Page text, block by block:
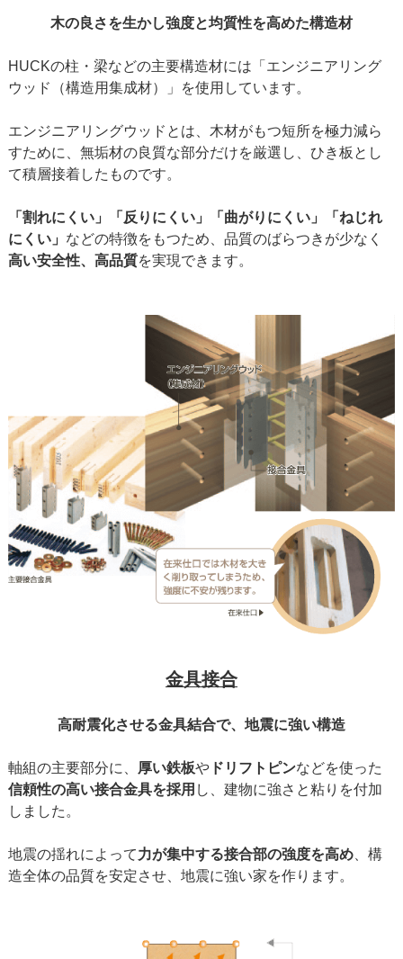
木の良さを生かし強度と均質性を高めた構造材
HUCKの柱・梁などの主要構造材には「エンジニアリング
ウッド（構造用集成材）」を使用しています。
エンジニアリングウッドとは、木材がもつ短所を極力減ら
すために、無垢材の良質な部分だけを厳選し、ひき板とし
て積層接着したものです。
「割れにくい」「反りにくい」「曲がりにくい」「ねじれ
にくい」 などの特徴をもつため、品質のばらつきが少なく
高い安全性、高品質を実現できます。
金具接合
高耐震化させる金具結合で、地震に強い構造
軸組の主要部分に、 厚い鉄板やドリフトピンなどを使った
信頼性の高い接合金具を採用 し、建物に強さと粘りを付加
しました。
地震の揺れによって力が集中する接合部の強度を高め、構
造全体の品質を安定させ、地震に強い家を作ります。